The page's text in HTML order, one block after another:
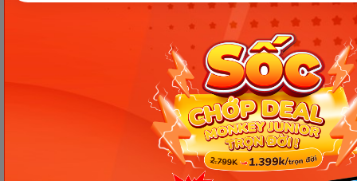
Ngày 17: Bé nhận diện từ nhanh
qua hình ảnh – Chìa khóa giúp
con hiểu ngay không cần dịch
Ngày 16: Tăng tốc độ phản xạ và
ghi nhớ tiếng Anh – Giúp bé
hiểu và nói nhanh hơn